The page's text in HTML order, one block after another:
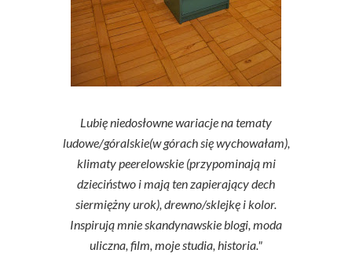
Lubię niedosłowne wariacje na tematy
ludowe/góralskie(w górach się wychowałam),
klimaty peerelowskie (przypominają mi
dzieciństwo i mają ten zapierający dech
siermiężny urok), drewno/sklejkę i kolor.
Inspirują mnie skandynawskie blogi, moda
uliczna, film, moje studia, historia."